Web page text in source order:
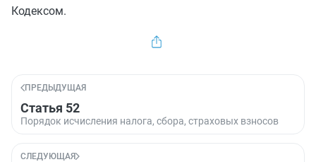
Кодексом.
ПРЕДЫДУЩАЯ
Статья 52
Порядок исчисления налога, сбора, страховых взносов
СЛЕДУЮЩАЯ